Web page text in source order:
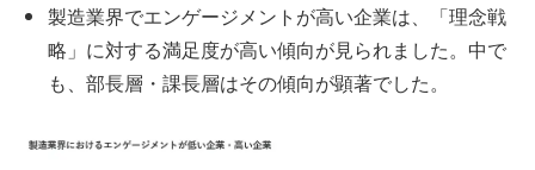
製造業界でエンゲージメントが高い企業は、「理念戦
略」に対する満足度が高い傾向が見られました。中で
も、部長層・課長層はその傾向が顕著でした。